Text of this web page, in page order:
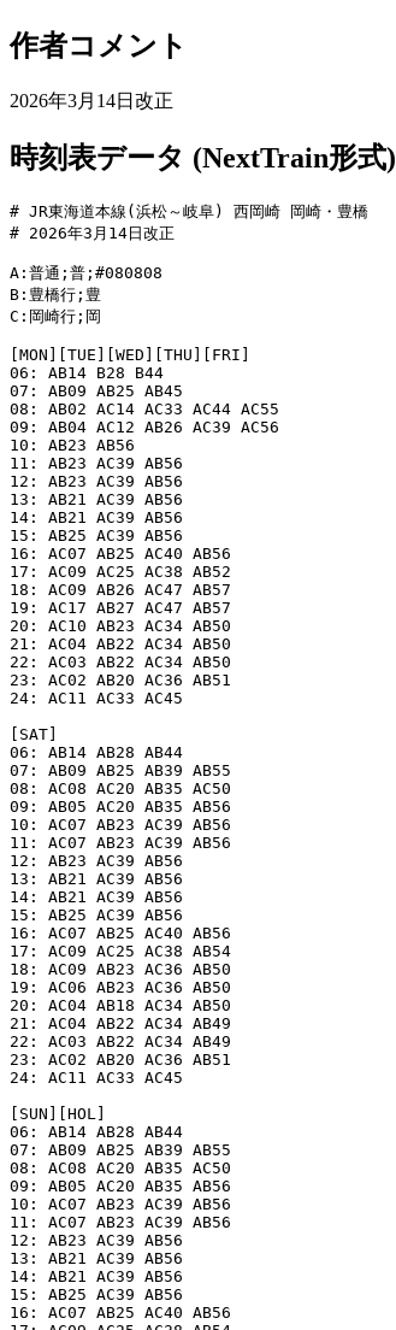
作者コメント
2026年3月14日改正
時刻表データ (NextTrain形式)
# JR東海道本線(浜松～岐阜) 西岡崎 岡崎・豊橋
# 2026年3月14日改正
A:普通;普;#080808
B:豊橋行;豊
C:岡崎行;岡
[MON][TUE][WED][THU][FRI]
06: AB14 B28 B44
07: AB09 AB25 AB45
08: AB02 AC14 AC33 AC44 AC55
09: AB04 AC12 AB26 AC39 AC56
10: AB23 AB56
11: AB23 AC39 AB56
12: AB23 AC39 AB56
13: AB21 AC39 AB56
14: AB21 AC39 AB56
15: AB25 AC39 AB56
16: AC07 AB25 AC40 AB56
17: AC09 AC25 AC38 AB52
18: AC09 AB26 AC47 AB57
19: AC17 AB27 AC47 AB57
20: AC10 AB23 AC34 AB50
21: AC04 AB22 AC34 AB50
22: AC03 AB22 AC34 AB50
23: AC02 AB20 AC36 AB51
24: AC11 AC33 AC45
[SAT]
06: AB14 AB28 AB44
07: AB09 AB25 AB39 AB55
08: AC08 AC20 AB35 AC50
09: AB05 AC20 AB35 AB56
10: AC07 AB23 AC39 AB56
11: AC07 AB23 AC39 AB56
12: AB23 AC39 AB56
13: AB21 AC39 AB56
14: AB21 AC39 AB56
15: AB25 AC39 AB56
16: AC07 AB25 AC40 AB56
17: AC09 AC25 AC38 AB54
18: AC09 AB23 AC36 AB50
19: AC06 AB23 AC36 AB50
20: AC04 AB18 AC34 AB50
21: AC04 AB22 AC34 AB49
22: AC03 AB22 AC34 AB49
23: AC02 AB20 AC36 AB51
24: AC11 AC33 AC45
[SUN][HOL]
06: AB14 AB28 AB44
07: AB09 AB25 AB39 AB55
08: AC08 AC20 AB35 AC50
09: AB05 AC20 AB35 AB56
10: AC07 AB23 AC39 AB56
11: AC07 AB23 AC39 AB56
12: AB23 AC39 AB56
13: AB21 AC39 AB56
14: AB21 AC39 AB56
15: AB25 AC39 AB56
16: AC07 AB25 AC40 AB56